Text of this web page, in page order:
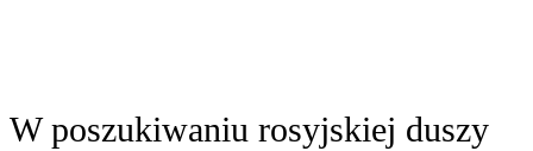
W poszukiwaniu rosyjskiej duszy